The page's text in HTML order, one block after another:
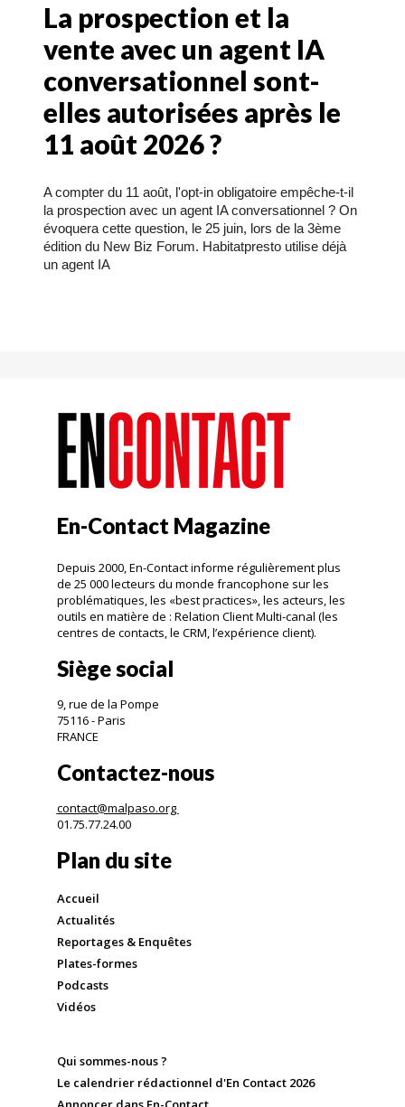
La prospection et la
vente avec un agent IA
conversationnel sont-
elles autorisées après le
11 août 2026 ?
A compter du 11 août, l'opt-in obligatoire empêche-t-il
la prospection avec un agent IA conversationnel ? On
évoquera cette question, le 25 juin, lors de la 3ème
édition du New Biz Forum. Habitatpresto utilise déjà
un agent IA
En-Contact Magazine
Depuis 2000, En-Contact informe régulièrement plus
de 25 000 lecteurs du monde francophone sur les
problématiques, les «best practices», les acteurs, les
outils en matière de : Relation Client Multi-canal (les
centres de contacts, le CRM, l’expérience client).
Siège social
9, rue de la Pompe
75116 - Paris
FRANCE
Contactez-nous
contact@malpaso.org
01.75.77.24.00
Plan du site
Accueil
Actualités
Reportages & Enquêtes
Plates-formes
Podcasts
Vidéos
Qui sommes-nous ?
Le calendrier rédactionnel d'En Contact 2026